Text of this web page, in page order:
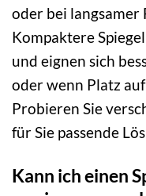
oder bei
Kompaktere
und eignen sich
oder wenn Platz
Probieren Sie
für Sie passende
Kann ich einen